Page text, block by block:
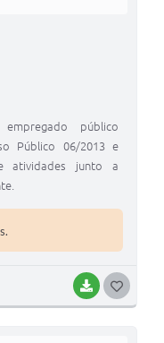
BAIXAR
público
Público 06/2013 e
atividades junto a